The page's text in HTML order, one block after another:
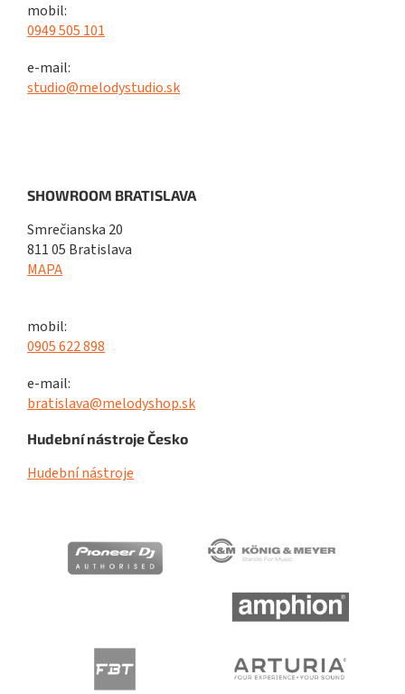
mobil:
0949 505 101
e-mail:
studio@melodystudio.sk
SHOWROOM BRATISLAVA
Smrečianska 20
811 05 Bratislava
MAPA
mobil:
0905 622 898
e-mail:
bratislava@melodyshop.sk
Hudební nástroje Česko
Hudební nástroje